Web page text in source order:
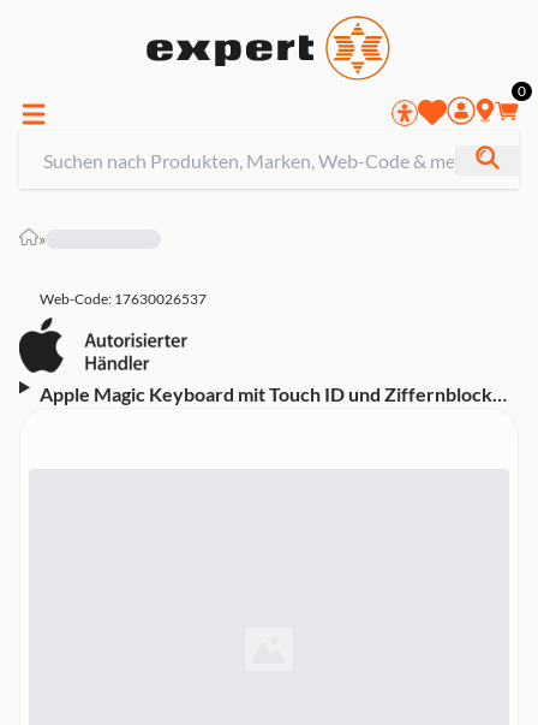
0
»
Web-Code: 17630026537
Apple Magic Keyboard mit Touch ID und Ziffern­block